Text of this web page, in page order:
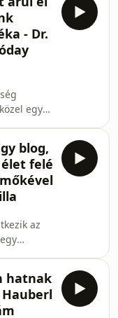
a
egy
a
- Dr.
egy
a
és
blog,
felé
az
című
hatnak